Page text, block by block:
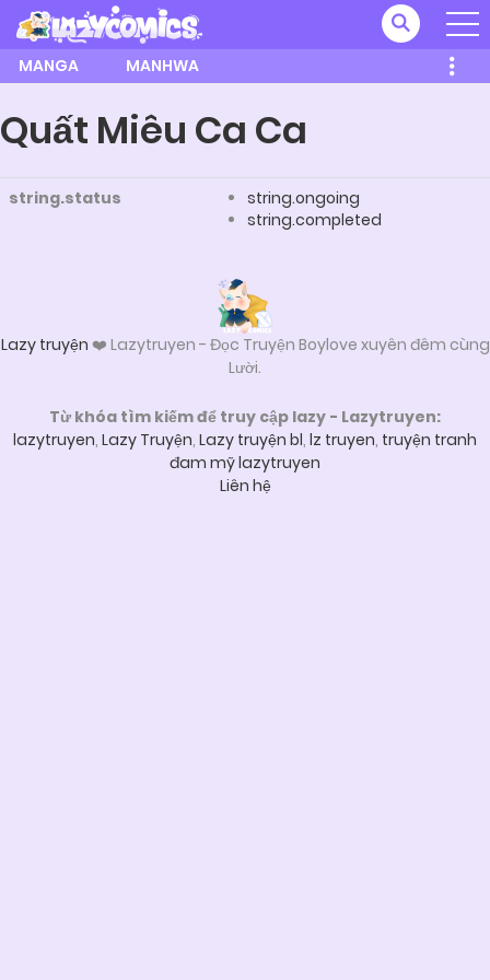
MANGA MANHWA
Quất Miêu Ca Ca
string.status
string.ongoing
string.completed
Lazy truyện ❤️ Lazytruyen - Đọc Truyện Boylove xuyên đêm cùng
Lười.
Từ khóa tìm kiếm để truy cập lazy - Lazytruyen:
lazytruyen, Lazy Truyện, Lazy truyện bl, lz truyen, truyện tranh
đam mỹ lazytruyen
Liên hệ